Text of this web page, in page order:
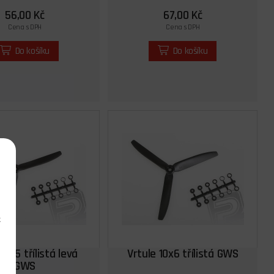
56,00 Kč
Cena s DPH
Do košíku
67,00 Kč
Cena s DPH
Do košíku
9x5 třílistá levá
GWS
Vrtule 10x6 třílistá GWS